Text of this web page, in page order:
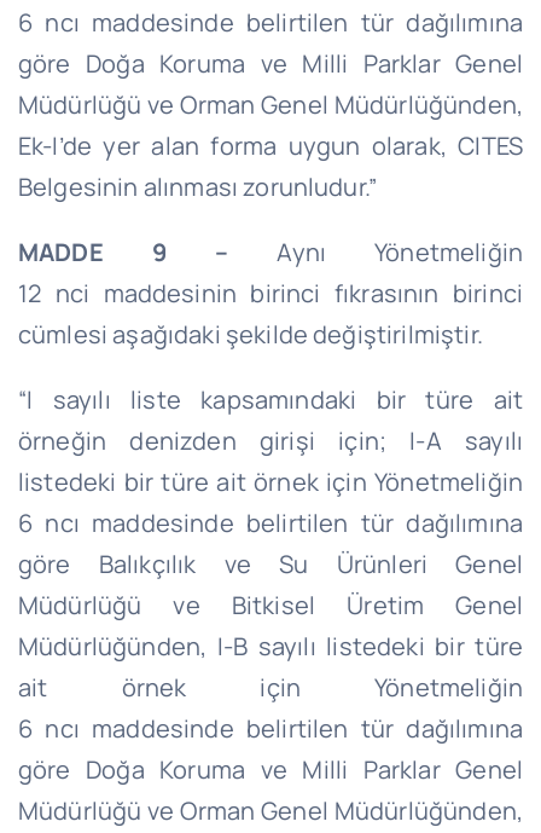
6 ncı maddesinde belirtilen tür dağılımına
göre Doğa Koruma ve Milli Parklar Genel
Müdürlüğü ve Orman Genel Müdürlüğünden,
Ek-I’de yer alan forma uygun olarak, CITES
Belgesinin alınması zorunludur.”
MADDE 9 – Aynı Yönetmeliğin
12 nci maddesinin birinci fıkrasının birinci
cümlesi aşağıdaki şekilde değiştirilmiştir.
“I sayılı liste kapsamındaki bir türe ait
örneğin denizden girişi için; I-A sayılı
listedeki bir türe ait örnek için Yönetmeliğin
6 ncı maddesinde belirtilen tür dağılımına
göre Balıkçılık ve Su Ürünleri Genel
Müdürlüğü ve Bitkisel Üretim Genel
Müdürlüğünden, I-B sayılı listedeki bir türe
ait örnek için Yönetmeliğin
6 ncı maddesinde belirtilen tür dağılımına
göre Doğa Koruma ve Milli Parklar Genel
Müdürlüğü ve Orman Genel Müdürlüğünden,